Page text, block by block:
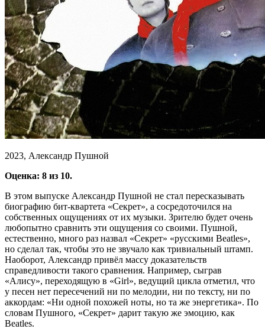
2023, Александр Пушной
Оценка: 8 из 10.
В этом выпуске Александр Пушной не стал пересказывать
биографию бит-квартета «Секрет», а сосредоточился на
собственных ощущениях от их музыки. Зрителю будет очень
любопытно сравнить эти ощущения со своими. Пушной,
естественно, много раз назвал «Секрет» «русскими Beatles»,
но сделал так, чтобы это не звучало как тривиальный штамп.
Наоборот, Александр привёл массу доказательств
справедливости такого сравнения. Например, сыграв
«Алису», переходящую в «Girl», ведущий цикла отметил, что
у песен нет пересечений ни по мелодии, ни по тексту, ни по
аккордам: «Ни одной похожей ноты, но та же энергетика». По
словам Пушного, «Секрет» дарит такую же эмоцию, как
Beatles.